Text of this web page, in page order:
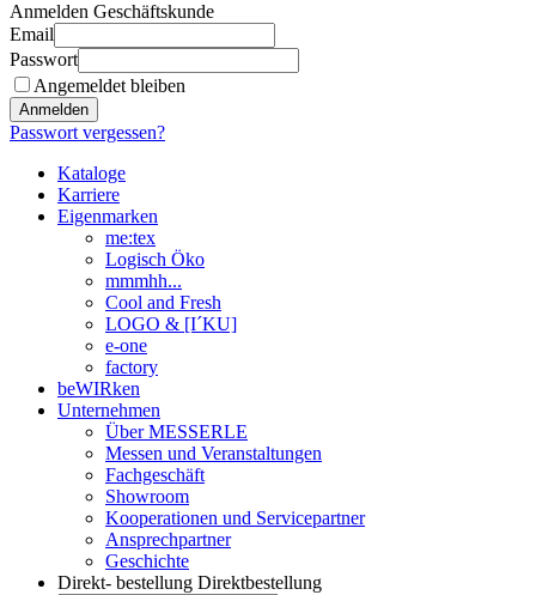
Anmelden Geschäftskunde
Email
Passwort
Angemeldet bleiben
Anmelden
Passwort vergessen?
Kataloge
Karriere
Eigenmarken
me:tex
Logisch Öko
mmmhh...
Cool and Fresh
LOGO & [I´KU]
e-one
factory
beWIRken
Unternehmen
Über MESSERLE
Messen und Veranstaltungen
Fachgeschäft
Showroom
Kooperationen und Servicepartner
Ansprechpartner
Geschichte
Direkt- bestellung Direktbestellung